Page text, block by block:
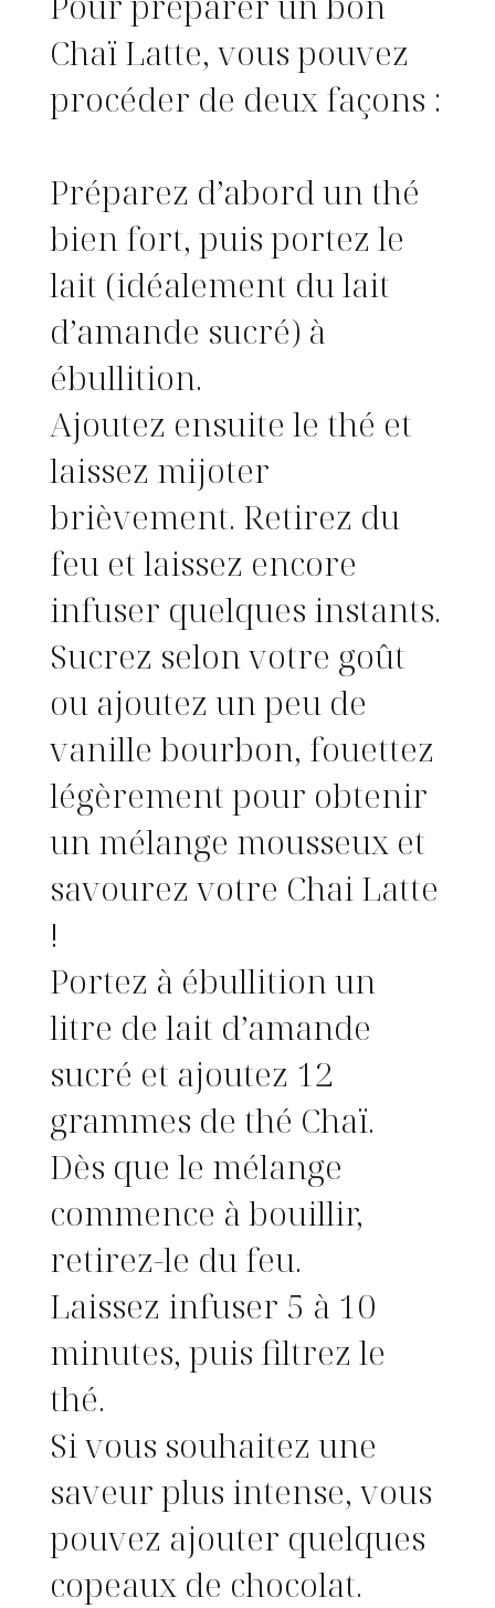
a
m
e
Chaï Latte, vous pouvez
procéder de deux façons :
Préparez d’abord un thé
bien fort, puis portez le
lait (idéalement du lait
d’amande sucré) à
ébullition.
Ajoutez ensuite le thé et
laissez mijoter
brièvement. Retirez du
feu et laissez encore
infuser quelques instants.
Sucrez selon votre goût
ou ajoutez un peu de
vanille bourbon, fouettez
légèrement pour obtenir
un mélange mousseux et
savourez votre Chai Latte
!
Portez à ébullition un
litre de lait d’amande
sucré et ajoutez 12
grammes de thé Chaï.
Dès que le mélange
commence à bouillir,
retirez-le du feu.
Laissez infuser 5 à 10
minutes, puis filtrez le
thé.
Si vous souhaitez une
saveur plus intense, vous
pouvez ajouter quelques
copeaux de chocolat.